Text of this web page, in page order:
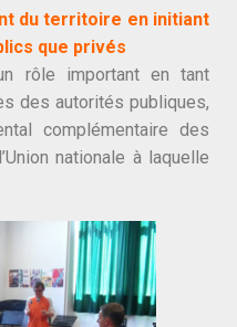
du territoire en initiant
que privés
rôle important en tant
des autorités publiques,
complémentaire des
nationale à laquelle